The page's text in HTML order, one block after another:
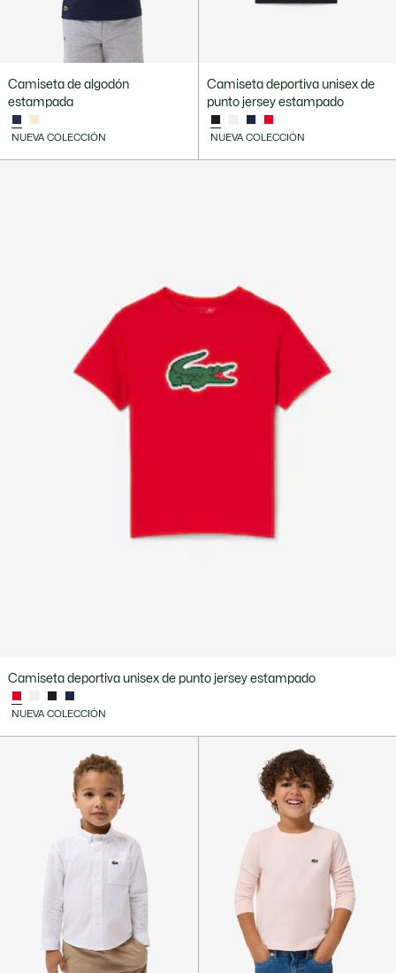
Camiseta de algodón
estampada
NUEVA COLECCIÓN
Camiseta deportiva unisex de
punto jersey estampado
NUEVA COLECCIÓN
Camiseta deportiva unisex de punto jersey estampado
NUEVA COLECCIÓN